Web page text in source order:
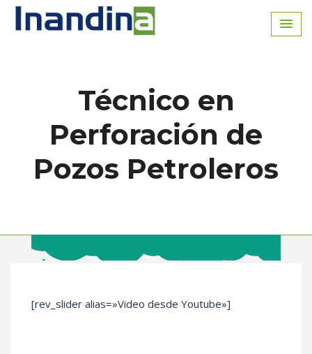
Inicio
Técnico en
Perforación de
Pozos Petroleros
[rev_slider alias=»Video desde Youtube»]